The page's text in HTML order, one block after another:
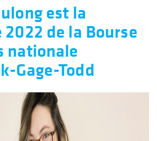
est la
de la Bourse
nationale
Gage-Todd